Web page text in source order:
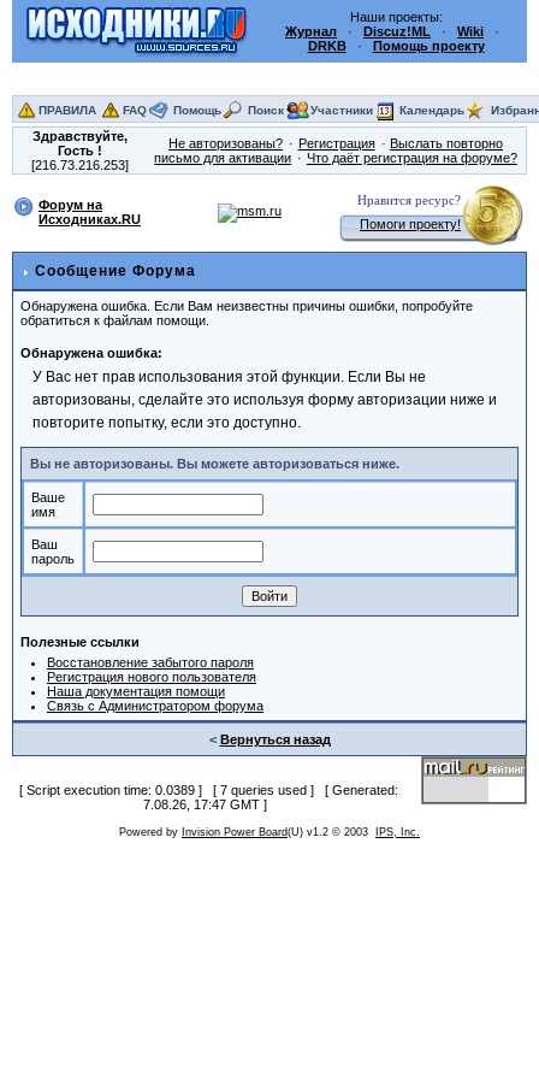
Наши проекты:
Журнал · Discuz!ML · Wiki ·
DRKB· Помощь проекту
ПРАВИЛА FAQ Помощь Поиск Участники Календарь
Здравствуйте,
Гость!
[216.73.216.253]
Не авторизованы? Регистрация
Выслать повторно
письмо для активации
Что даёт регистрация на форуме?
Форум на
Исходниках.RU
Нравится ресурс?
Помоги проекту!
Сообщение Форума
Обнаружена ошибка. Если Вам неизвестны причины ошибки, попробуйте
обратиться к файлам помощи.
Обнаружена ошибка:
У Вас нет прав использования этой функции. Если Вы не
авторизованы, сделайте это используя форму авторизации ниже и
повторите попытку, если это доступно.
Вы не авторизованы. Вы можете авторизоваться ниже.
Ваше
имя
Ваш
пароль
Полезные ссылки
Восстановление забытого пароля
Регистрация нового пользователя
Наша документация помощи
Связь с Администратором форума
< Вернуться назад
[ Script execution time: 0.0389 ] [ 7 queries used ] [ Generated:
7.08.26, 17:47 GMT ]
Powered by Invision Power Board(U) v1.2 © 2003 IPS, Inc.